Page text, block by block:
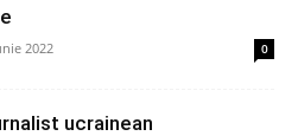
2022 0
ucrainean